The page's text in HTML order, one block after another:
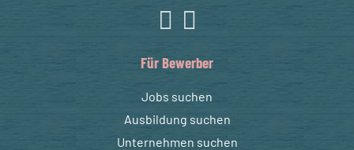
Für Bewerber
Jobs suchen
Ausbildung suchen
Unternehmen suchen